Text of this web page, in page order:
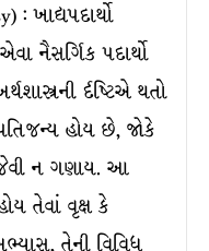
ખાદ્યપદાર્થો
નૈસર્ગિક પદાર્થો
ર્દષ્ટિએ થતો
હોય છે, જોકે
ન ગણાય. આ
તેવાં વૃક્ષ કે
તેની વિવિધ